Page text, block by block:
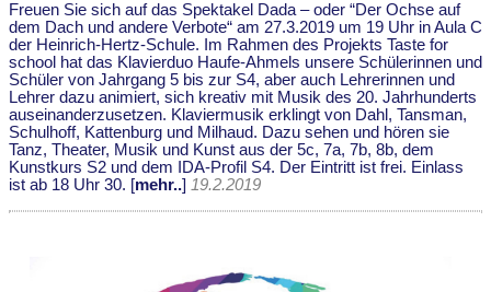
Freuen Sie sich auf das Spektakel Dada – oder “Der Ochse auf
dem Dach und andere Verbote“ am 27.3.2019 um 19 Uhr in Aula C
der Heinrich-Hertz-Schule. Im Rahmen des Projekts Taste for
school hat das Klavierduo Haufe-Ahmels unsere Schülerinnen und
Schüler von Jahrgang 5 bis zur S4, aber auch Lehrerinnen und
Lehrer dazu animiert, sich kreativ mit Musik des 20. Jahrhunderts
auseinanderzusetzen. Klaviermusik erklingt von Dahl, Tansman,
Schulhoff, Kattenburg und Milhaud. Dazu sehen und hören sie
Tanz, Theater, Musik und Kunst aus der 5c, 7a, 7b, 8b, dem
Kunstkurs S2 und dem IDA-Profil S4. Der Eintritt ist frei. Einlass
ist ab 18 Uhr 30. [mehr..] 19.2.2019